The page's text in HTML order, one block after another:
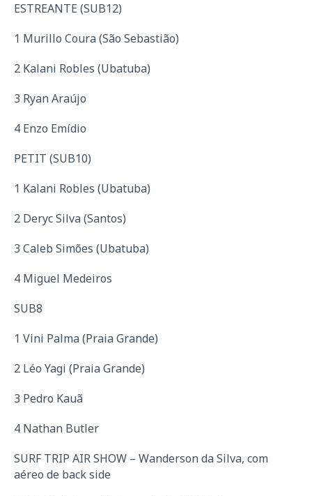
ESTREANTE (SUB12)
1 Murillo Coura (São Sebastião)
2 Kalani Robles (Ubatuba)
3 Ryan Araújo
4 Enzo Emídio
PETIT (SUB10)
1 Kalani Robles (Ubatuba)
2 Deryc Silva (Santos)
3 Caleb Simões (Ubatuba)
4 Miguel Medeiros
SUB8
1 Vini Palma (Praia Grande)
2 Léo Yagi (Praia Grande)
3 Pedro Kauã
4 Nathan Butler
SURF TRIP AIR SHOW – Wanderson da Silva, com
aéreo de back side